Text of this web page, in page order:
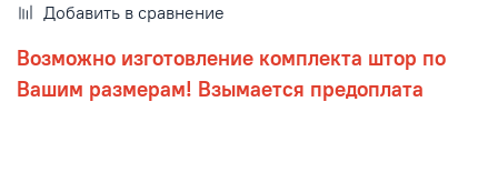
Добавить в сравнение
Возможно изготовление комплекта штор по
Вашим размерам! Взымается предоплата